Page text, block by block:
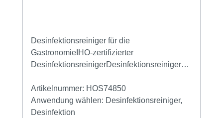
Desinfektionsreiniger für die
GastronomieIHO-zertifizierter
DesinfektionsreinigerDesinfektionsreiniger
und Fleischverarbeitung Reinigt und
desinfiziert in einem Arbeitsgang. IHO-
gelistet Biozidprodukte vorsichtig
Artikelnummer: HOS74850
Anwendung wählen: Desinfektionsreiniger,
Desinfektion